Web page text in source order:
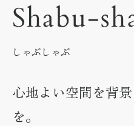
Shabu-
しゃぶしゃぶ
心地よい空間を背
を。